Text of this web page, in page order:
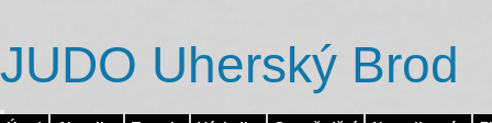
JUDO Uherský Brod